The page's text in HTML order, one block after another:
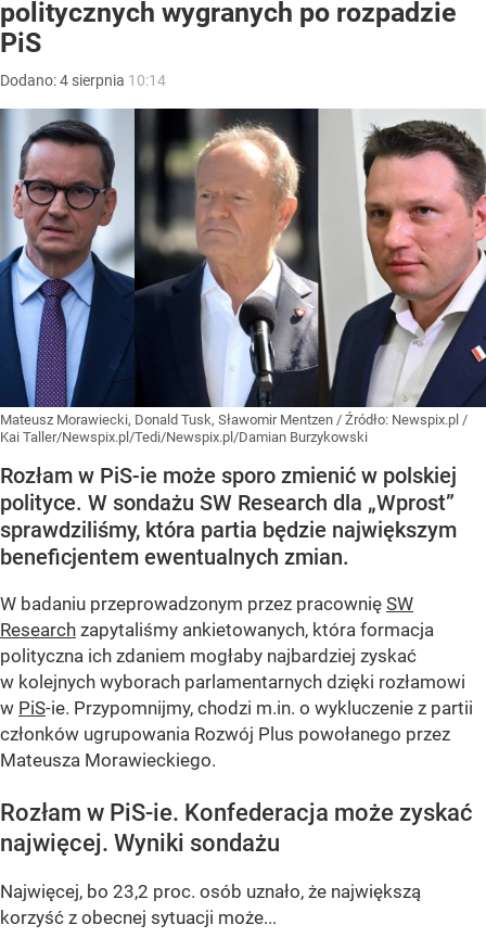
politycznych wygranych po rozpadzie
PiS
Dodano:4 sierpnia 10:14
Mateusz Morawiecki, Donald Tusk, Sławomir Mentzen / Źródło: Newspix.pl /
Kai Taller/Newspix.pl/Tedi/Newspix.pl/Damian Burzykowski
Rozłam w PiS-ie może sporo zmienić w polskiej
polityce. W sondażu SW Research dla „Wprost”
sprawdziliśmy, która partia będzie największym
beneficjentem ewentualnych zmian.
W badaniu przeprowadzonym przez pracownię SW
Research zapytaliśmy ankietowanych, która formacja
polityczna ich zdaniem mogłaby najbardziej zyskać
w kolejnych wyborach parlamentarnych dzięki rozłamowi
w PiS-ie. Przypomnijmy, chodzi m.in. o wykluczenie z partii
członków ugrupowania Rozwój Plus powołanego przez
Mateusza Morawieckiego.
Rozłam w PiS-ie. Konfederacja może zyskać
najwięcej. Wyniki sondażu
Najwięcej, bo 23,2 proc. osób uznało, że największą
korzyść z obecnej sytuacji może...